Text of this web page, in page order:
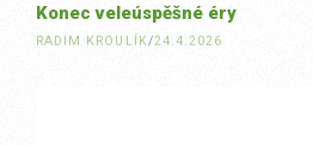
Konec veleúspěšné éry
RADIM KROULÍK/24.4.2026